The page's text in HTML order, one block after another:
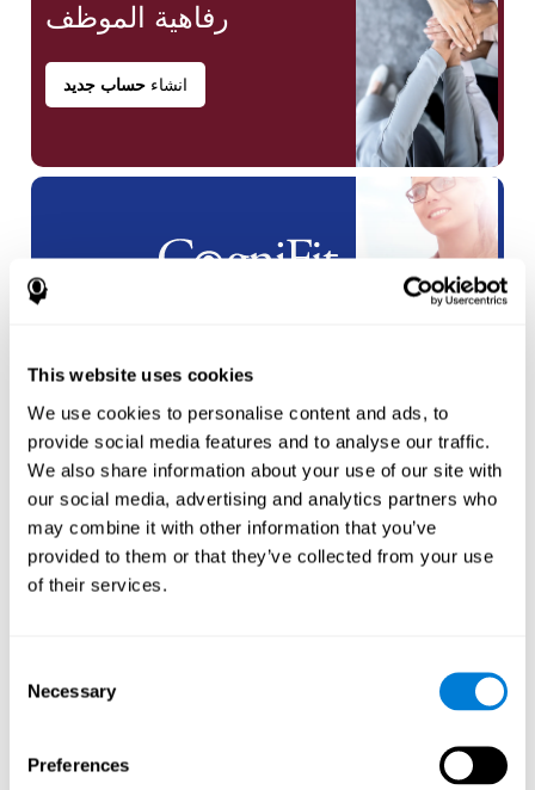
This website uses cookies
We use cookies to personalise content and ads, to
provide social media features and to analyse our traffic.
We also share information about your use of our site with
our social media, advertising and analytics partners who
may combine it with other information that you’ve
provided to them or that they’ve collected from your use
of their services.
Selection
Necessary
Preferences
رفاهية الموظف
انشاءحساب جديد
انشاءحساب جديد
الرياضيين